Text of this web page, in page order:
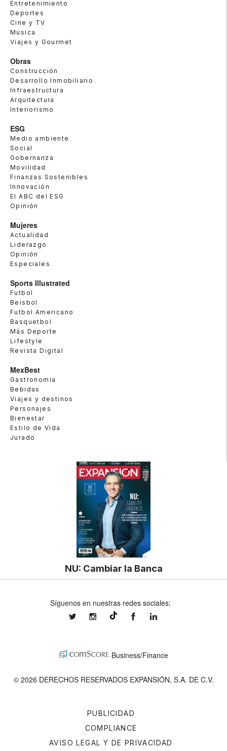
Entretenimiento
Deportes
Cine y TV
Música
Viajes y Gourmet
Obras
Construcción
Desarrollo Inmobiliario
Infraestructura
Arquitectura
Interiorismo
ESG
Medio ambiente
Social
Gobernanza
Movilidad
Finanzas Sostenibles
Innovación
El ABC del ESG
Opinión
Mujeres
Actualidad
Liderazgo
Opinión
Especiales
Sports Illustrated
Futbol
Beisbol
Futbol Americano
Basquetbol
Más Deporte
Lifestyle
Revista Digital
MexBest
Gastronomía
Bebidas
Viajes y destinos
Personajes
Bienestar
Estilo de Vida
Jurado
NU: Cambiar la Banca
PUBLICIDAD
COMPLIANCE
AVISO LEGAL Y DE PRIVACIDAD
Síguenos en nuestras redes sociales:
expansionmxexpansionmx ExpansionMex
Business/Finance
© 2026 DERECHOS RESERVADOS EXPANSIÓN, S.A. DE C.V.